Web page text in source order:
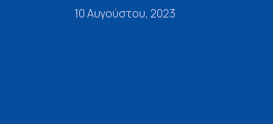
10 Αυγούστου, 2023